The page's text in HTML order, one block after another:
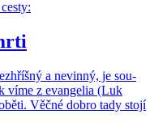
a ne­vin­ný, je sou­
víme z evan­ge­lia (Luk
Věčné dobro tady stojí